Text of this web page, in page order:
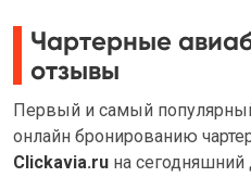
Чартерные
отзывы
Первый и самый
онлайн бронированию
Clickavia.ru на